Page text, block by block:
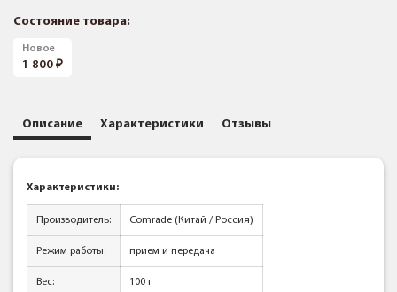
Состояние товара:
Новое
1 800
Описание Характеристики Отзывы
Характеристики:
Производитель: Comrade (Китай / Россия)
Режим работы: прием и передача
Вес: 100 г